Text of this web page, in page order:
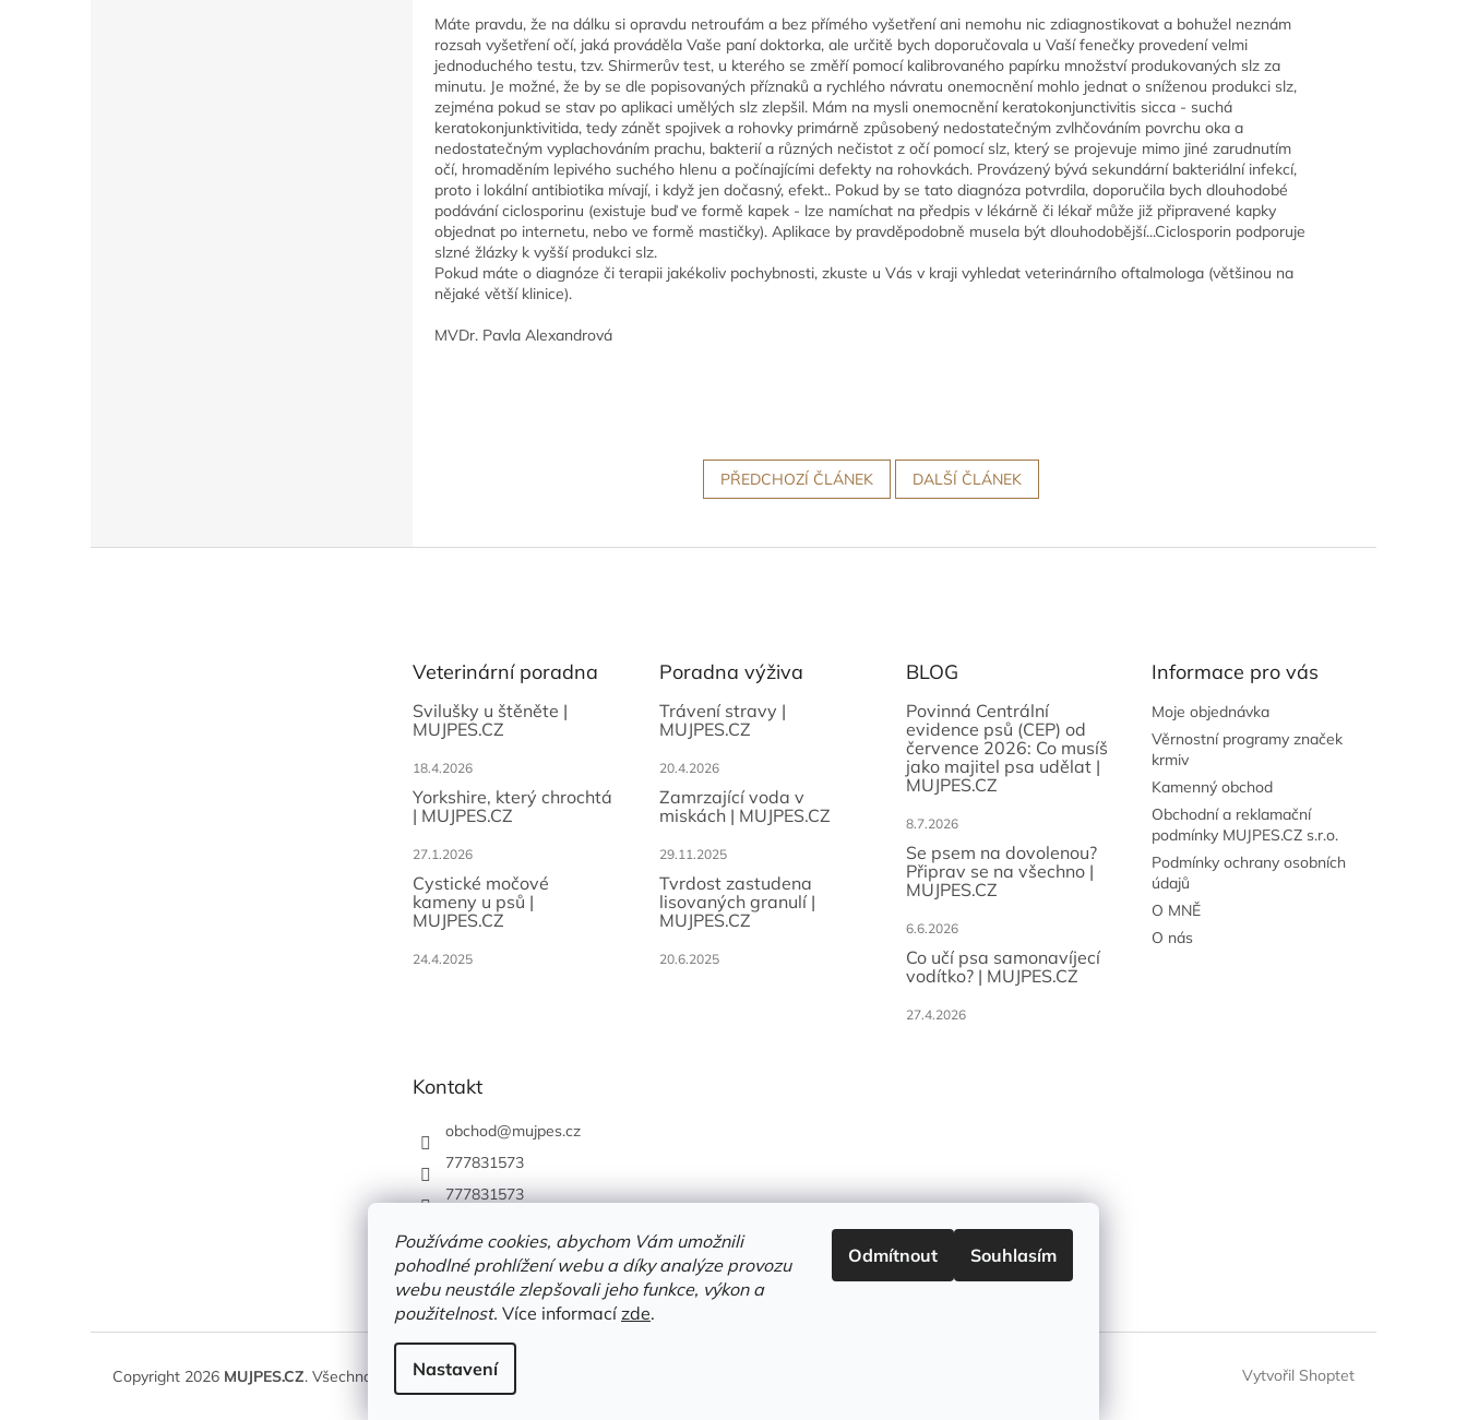
Používáme cookies, abychom Vám umožnili
pohodlné prohlížení webu a díky analýze provozu
webu neustále zlepšovali jeho funkce, výkon a
použitelnost. Více informacízde.
Nastavení
Odmítnout Souhlasím
Máte pravdu, že na dálku si opravdu netroufám a bez přímého vyšetření ani nemohu nic zdiagnostikovat a bohužel neznám
rozsah vyšetření očí, jaká prováděla Vaše paní doktorka, ale určitě bych doporučovala u Vaší fenečky provedení velmi
jednoduchého testu, tzv. Shirmerův test, u kterého se změří pomocí kalibrovaného papírku množství produkovaných slz za
minutu. Je možné, že by se dle popisovaných příznaků a rychlého návratu onemocnění mohlo jednat o sníženou produkci slz,
zejména pokud se stav po aplikaci umělých slz zlepšil. Mám na mysli onemocnění keratokonjunctivitis sicca - suchá
keratokonjunktivitida, tedy zánět spojivek a rohovky primárně způsobený nedostatečným zvlhčováním povrchu oka a
nedostatečným vyplachováním prachu, bakterií a různých nečistot z očí pomocí slz, který se projevuje mimo jiné zarudnutím
očí, hromaděním lepivého suchého hlenu a počínajícími defekty na rohovkách. Provázený bývá sekundární bakteriální infekcí,
proto i lokální antibiotika mívají, i když jen dočasný, efekt.. Pokud by se tato diagnóza potvrdila, doporučila bych dlouhodobé
podávání ciclosporinu (existuje buď ve formě kapek - lze namíchat na předpis v lékárně či lékař může již připravené kapky
objednat po internetu, nebo ve formě mastičky). Aplikace by pravděpodobně musela být dlouhodobější...Ciclosporin podporuje
slzné žlázky k vyšší produkci slz.
Pokud máte o diagnóze či terapii jakékoliv pochybnosti, zkuste u Vás v kraji vyhledat veterinárního oftalmologa (většinou na
nějaké větší klinice).
MVDr. Pavla Alexandrová
PŘEDCHOZÍ ČLÁNEK DALŠÍ ČLÁNEK
Veterinární poradna
Svilušky u štěněte |
MUJPES.CZ
18.4.2026
Yorkshire, který chrochtá
| MUJPES.CZ
27.1.2026
Cystické močové
kameny u psů |
MUJPES.CZ
24.4.2025
Poradna výživa
Trávení stravy |
MUJPES.CZ
20.4.2026
Zamrzající voda v
miskách | MUJPES.CZ
29.11.2025
Tvrdost zastudena
lisovaných granulí |
MUJPES.CZ
20.6.2025
BLOG
Povinná Centrální
evidence psů (CEP) od
července 2026: Co musíš
jako majitel psa udělat |
MUJPES.CZ
8.7.2026
Se psem na dovolenou?
Připrav se na všechno |
MUJPES.CZ
6.6.2026
Co učí psa samonavíjecí
vodítko? | MUJPES.CZ
27.4.2026
Informace pro vás
Moje objednávka
Věrnostní programy značek
krmiv
Kamenný obchod
Obchodní a reklamační
podmínky MUJPES.CZ s.r.o.
Podmínky ochrany osobních
údajů
O MNĚ
O nás
Kontakt
obchod@mujpes.cz
777831573
777831573
Vytvořil Shoptet
Copyright 2026 MUJPES.CZ. Všechna práva vyhrazena.